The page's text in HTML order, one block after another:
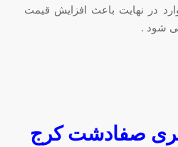
در نهایت باعث افزایش قیمت
شود .
صفادشت کرج